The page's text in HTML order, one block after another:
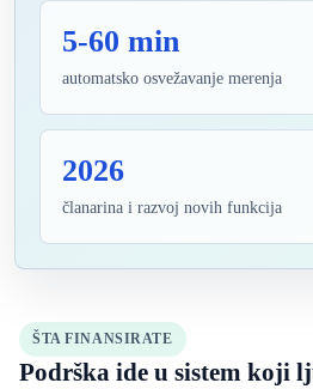
5-60 min
automatsko osvežavanje merenja
2026
članarina i razvoj novih funkcija
ŠTA FINANSIRATE
Podrška ide u sistem koji